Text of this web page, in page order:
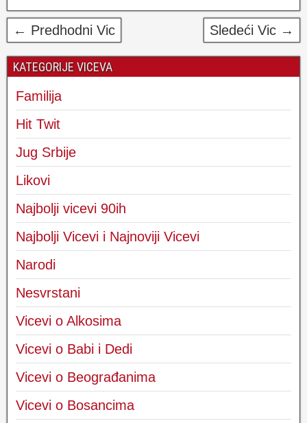
← Predhodni Vic Sledeći Vic →
KATEGORIJE VICEVA
Familija
Hit Twit
Jug Srbije
Likovi
Najbolji vicevi 90ih
Najbolji Vicevi i Najnoviji Vicevi
Narodi
Nesvrstani
Vicevi o Alkosima
Vicevi o Babi i Dedi
Vicevi o Beograđanima
Vicevi o Bosancima